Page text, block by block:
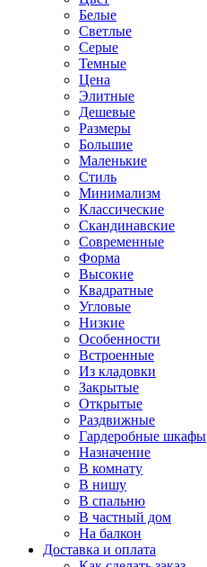
Белые
Светлые
Серые
Темные
Цена
Элитные
Дешевые
Размеры
Большие
Маленькие
Стиль
Минимализм
Классические
Скандинавские
Современные
Форма
Высокие
Квадратные
Угловые
Низкие
Особенности
Встроенные
Из кладовки
Закрытые
Открытые
Раздвижные
Гардеробные шкафы
Назначение
В комнату
В нишу
В спальню
В частный дом
На балкон
Доставка и оплата